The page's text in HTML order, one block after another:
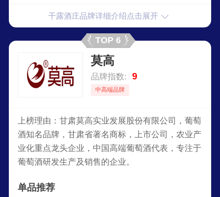
干露酒庄品牌详细介绍点击展开
TOP 6
莫高
品牌指数: 9
中高端品牌
上榜理由：甘肃莫高实业发展股份有限公司，葡萄
酒知名品牌，甘肃省著名商标，上市公司，农业产
业化重点龙头企业，中国高端葡萄酒代表，专注于
葡萄酒研发生产及销售的企业。
单品推荐